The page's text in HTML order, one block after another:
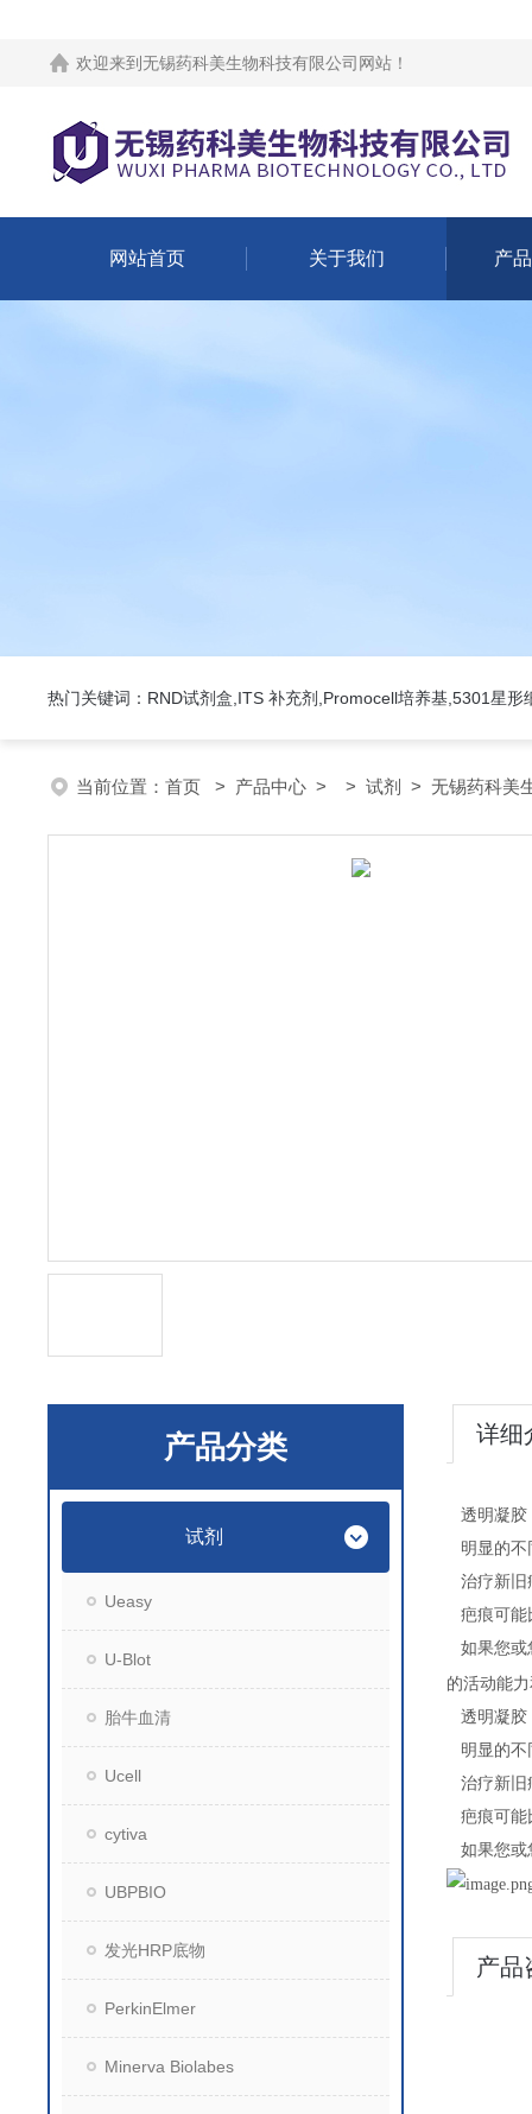
欢迎来到 无锡药科美生物科技有限公司网站 ！
网站首页 关于我们 产
热门关键词：RND试剂盒,ITS 补充剂,Promocell培养基,5301星形
当前位置： 首页 > 产品中心 > > 试剂 > 无锡药科美
产品分类
试剂
Ueasy
U-Blot
胎牛血清
Ucell
cytiva
UBPBIO
发光HRP底物
PerkinElmer
Minerva Biolabes
详细
透明凝胶
明显的不
治疗新旧
疤痕可能
如果您或
的活动能
透明凝胶
明显的不
治疗新旧
疤痕可能
如果您或
产品